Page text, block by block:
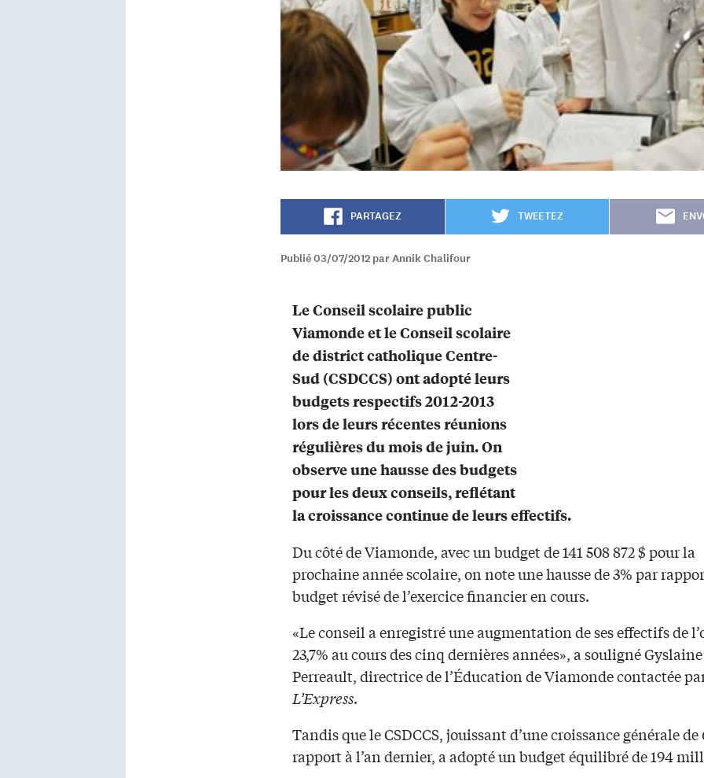
PARTAGEZ TWEETEZ
Publié 03/07/2012 par Annik Chalifour
Le Conseil scolaire public
Viamonde et le Conseil scolaire
de district catholique Centre-
Sud (CSDCCS) ont adopté leurs
budgets respectifs 2012-2013
lors de leurs récentes réunions
régulières du mois de juin. On
observe une hausse des budgets
pour les deux conseils, reflétant
la croissance continue de leurs effectifs.
Du côté de Viamonde, avec un budget de 141 508 872 $ pour la
prochaine année scolaire, on note une hausse de 3% par
budget révisé de l’exercice financier en cours.
«Le conseil a enregistré une augmentation de ses effectifs de
23,7% au cours des cinq dernières années», a souligné
Perreault, directrice de l’Éducation de Viamonde contactée
L’Express.
Tandis que le CSDCCS, jouissant d’une croissance générale de
rapport à l’an dernier, a adopté un budget équilibré de 194